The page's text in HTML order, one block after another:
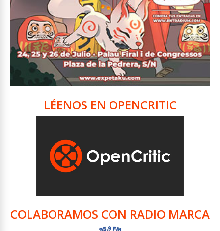
LÉENOS EN OPENCRITIC
COLABORAMOS CON RADIO MARCA